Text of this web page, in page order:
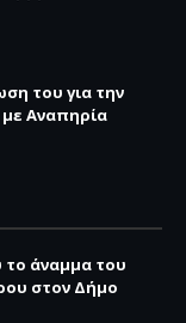
του για την
Αναπηρία
το άναμμα του
στον Δήμο